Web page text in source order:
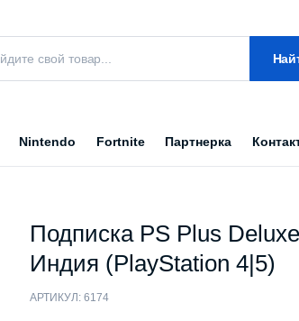
Nintendo Fortnite Партнерка
Подписка PS Plus
Индия (PlayStation 4|5)
АРТИКУЛ: 6174